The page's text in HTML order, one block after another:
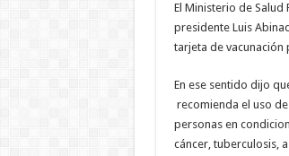
El Ministerio de
presidente Luis
tarjeta de vacunación
En ese sentido dijo
recomienda el uso
personas en
cáncer, tuberculosis,